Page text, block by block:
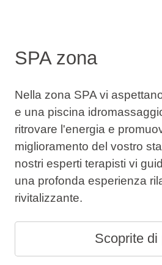
SPA zona
Nella zona SPA vi
e una piscina
ritrovare l'energia e
miglioramento del vostro
nostri esperti terapisti vi
una profonda esperienza
rivitalizzante.
Scoprite di